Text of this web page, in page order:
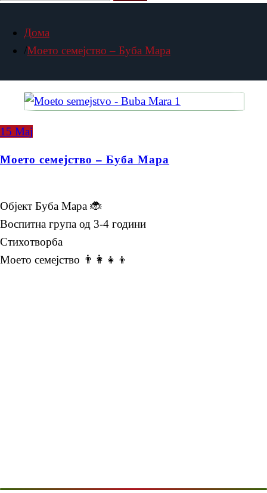
Дома
Моето семејство – Буба Мара
15 Мај
Моето семејство – Буба Мара
Објект Буба Мара 🐞
Воспитна група од 3-4 години
Стихотворба
Моето семејство 👨‍👩‍👧‍👦